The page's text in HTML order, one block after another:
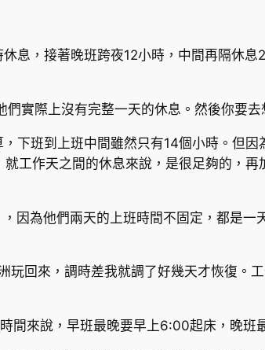
息，接著晚班跨夜12小時，中間再隔休
實際上沒有完整一天的休息。然後你要
下班到上班中間雖然只有14個小時。但
工作天之間的休息來說，是很足夠的，
因為他們兩天的上班時間不固定，都是
玩回來，調時差我就調了好幾天才恢復。
間來說，早班最晚要早上6:00起床，晚班